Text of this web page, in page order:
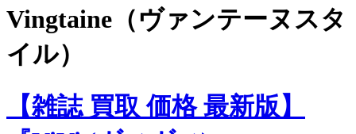
Vingtaine（ヴァンテーヌスタ
イル）
【雑誌 買取 価格 最新版】